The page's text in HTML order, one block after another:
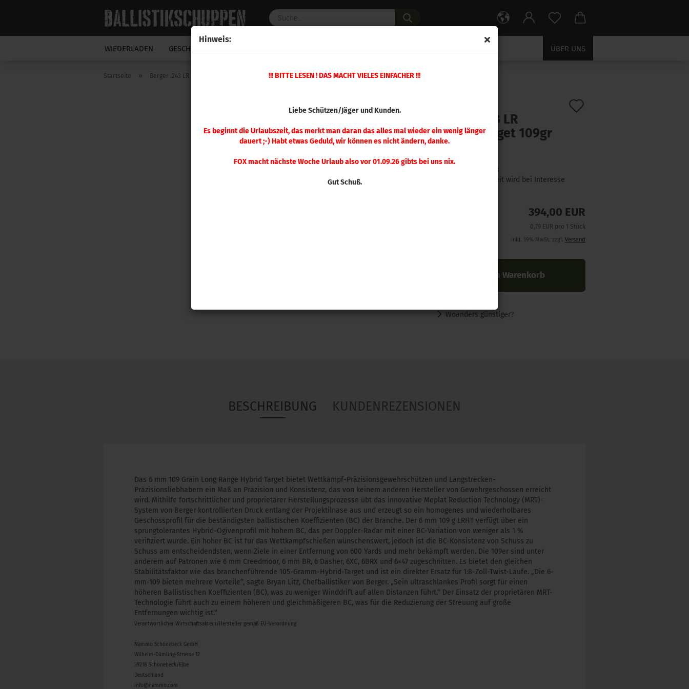
Hinweis:
!!! BITTE LESEN ! DAS MACHT VIELES EINFACHER !!!
Liebe Schützen/Jäger und Kunden.
Es beginnt die Urlaubszeit, das merkt man daran das alles mal wieder ein wenig länger
dauert ;-) Habt etwas Geduld, wir können es nicht ändern, danke.
FOX macht nächste Woche Urlaub also vor 01.09.26 gibts bei uns nix.
Gut Schuß.
WIEDERLADEN GESCHOSSE ÜBER UNS
Startseite » Berger .243 LR Hybrid Target 109gr 500 Stück
Berger .243 LR
Hybrid Target 109gr
500 Stück
Lieferzeit:
Lieferzeit wird bei Interesse
394,00 EUR
0,79 EUR pro 1 Stück
inkl. 19% MwSt. zzgl. Versand
In den Warenkorb
Woanders günstiger?
BESCHREIBUNG KUNDENREZENSIONEN
Das 6 mm 109 Grain Long Range Hybrid Target bietet Wettkampf-Präzisionsgewehrschützen und Langstrecken-
Präzisionsliebhabern ein Maß an Präzision und Konsistenz, das von keinem anderen Hersteller von Gewehrgeschossen erreicht
wird. Mithilfe fortschrittlicher und proprietärer Herstellungsprozesse übt das innovative Meplat Reduction Technology (MRT)-
System von Berger kontrollierten Druck entlang der Projektilnase aus und erzeugt so ein homogenes und wiederholbares
Geschossprofil für die beständigsten ballistischen Koeffizienten (BC) der Branche. Der 6 mm 109 g LRHT verfügt über ein
sprungtolerantes Hybrid-Ogivenprofil mit hohem BC, das per Doppler-Radar mit einer BC-Variation von weniger als 1 %
verifiziert wurde. Ein hoher BC ist für das Wettkampfschießen wünschenswert, jedoch ist die BC-Konsistenz von Schuss zu
Schuss am entscheidendsten, wenn Ziele in einer Entfernung von 600 Yards und mehr bekämpft werden. Die 109er sind unter
anderem auf Patronen wie 6 mm Creedmoor, 6 mm BR, 6 Dasher, 6XC, 6BRX und 6×47 zugeschnitten. Es bietet den gleichen
Stabilitätsfaktor wie das branchenführende 105-Gramm-Hybrid-Target und ist ein direkter Ersatz für 1:8-Zoll-Twist-Läufe. „Die 6-
mm-109 bieten mehrere Vorteile“, sagte Bryan Litz, Chefballistiker von Berger. „Sein ultraschlankes Profil sorgt für einen
höheren Ballistischen Koeffizienten (BC), was zu weniger Winddrift auf allen Distanzen führt.“ Der Einsatz der proprietären MRT-
Technologie führt auch zu einem höheren und gleichmäßigeren BC, was für die Reduzierung der Streuung auf große
Entfernungen wichtig ist.“
Verantwortlicher Wirtschaftsakteur/Hersteller gemäß EU-Verordnung
Nammo Schönebeck GmbH
Wilhelm-Dümling-Strasse 12
39218 Schönebeck/Elbe
Deutschland
info@nammo.com